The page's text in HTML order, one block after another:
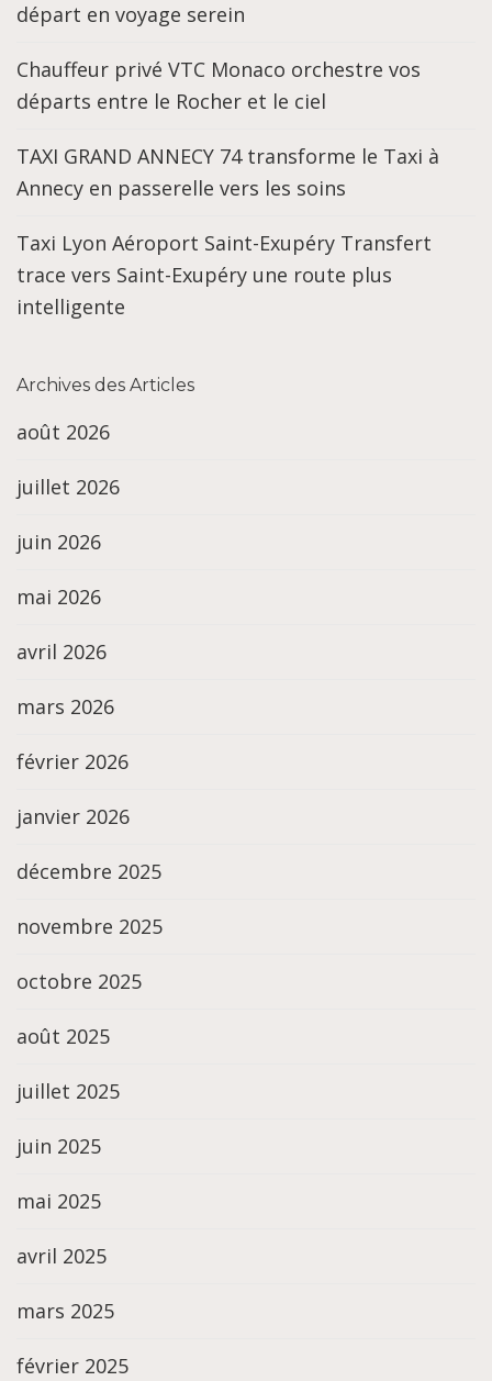
départ en voyage serein
Chauffeur privé VTC Monaco orchestre vos
départs entre le Rocher et le ciel
TAXI GRAND ANNECY 74 transforme le Taxi à
Annecy en passerelle vers les soins
Taxi Lyon Aéroport Saint-Exupéry Transfert
trace vers Saint-Exupéry une route plus
intelligente
Archives des Articles
août 2026
juillet 2026
juin 2026
mai 2026
avril 2026
mars 2026
février 2026
janvier 2026
décembre 2025
novembre 2025
octobre 2025
août 2025
juillet 2025
juin 2025
mai 2025
avril 2025
mars 2025
février 2025